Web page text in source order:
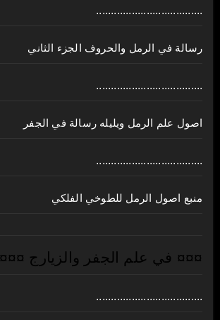
....................................
رسالة في الرمل والحروف الجزء الثاني
....................................
اصول علم الرمل ويليله رسالة في الجفر
....................................
منبع اصول الرمل للطوخي الفلكي
¤¤¤ في علم الجفر والزيارج ¤¤¤
....................................